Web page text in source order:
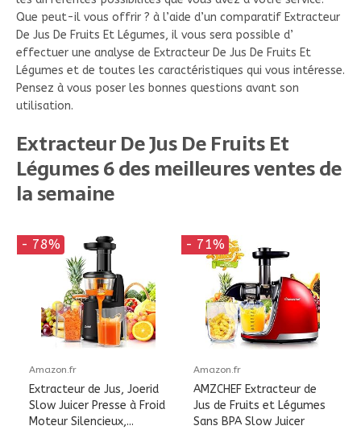
Que peut-il vous offrir ? à l’aide d’un comparatif Extracteur
De Jus De Fruits Et Légumes, il vous sera possible d’
effectuer une analyse de Extracteur De Jus De Fruits Et
Légumes et de toutes les caractéristiques qui vous intéresse.
Pensez à vous poser les bonnes questions avant son
utilisation.
Extracteur De Jus De Fruits Et
Légumes 6 des meilleures ventes de
la semaine
- 78%
Amazon.fr
Extracteur de Jus, Joerid
Slow Juicer Presse à Froid
Moteur Silencieux,...
- 71%
Amazon.fr
AMZCHEF Extracteur de
Jus de Fruits et Légumes
Sans BPA Slow Juicer